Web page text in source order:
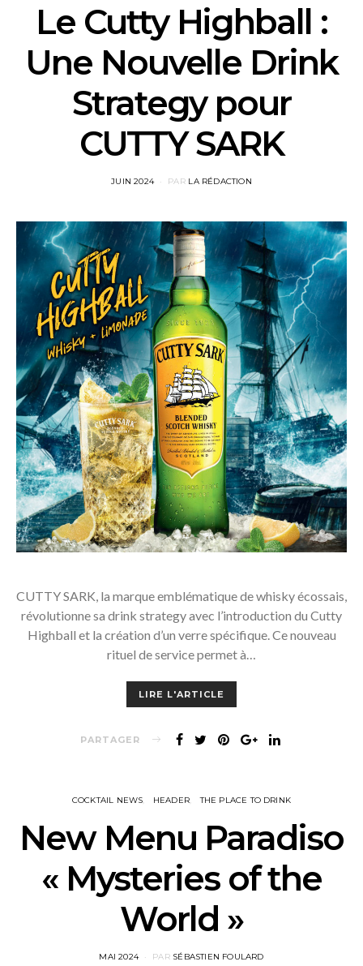
Le Cutty Highball :
Une Nouvelle Drink
Strategy pour
CUTTY SARK
POSTED
JUIN 2024 PAR LA RÉDACTION
CUTTY SARK, la marque emblématique de whisky écossais,
révolutionne sa drink strategy avec l’introduction du Cutty
Highball et la création d’un verre spécifique. Ce nouveau
rituel de service permet à…
LIRE L'ARTICLE
PARTAGER
COCKTAIL NEWS HEADER THE PLACE TO DRINK
New Menu Paradiso
« Mysteries of the
World »
POSTED
MAI 2024 PAR SÉBASTIEN FOULARD